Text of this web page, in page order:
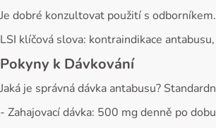
Je dobré konzultovat použití s odborníkem.
LSI klíčová slova: kontraindikace
Pokyny k Dávkování
Jaká je správná dávka antabusu?
- Zahajovací dávka: 500 mg denně po